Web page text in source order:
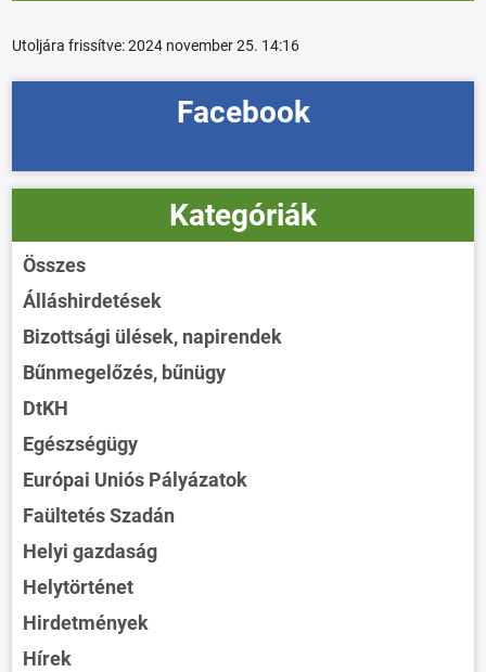
Utoljára frissítve:2024 november 25. 14:16
Facebook
Kategóriák
Összes
Álláshirdetések
Bizottsági ülések, napirendek
Bűnmegelőzés, bűnügy
DtKH
Egészségügy
Európai Uniós Pályázatok
Faültetés Szadán
Helyi gazdaság
Helytörténet
Hirdetmények
Hírek